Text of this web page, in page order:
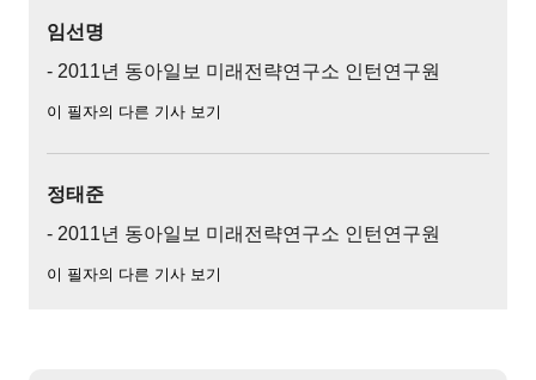
임선명
- 2011년 동아일보 미래전략연구소 인턴연구원
이 필자의 다른 기사 보기
정태준
- 2011년 동아일보 미래전략연구소 인턴연구원
이 필자의 다른 기사 보기